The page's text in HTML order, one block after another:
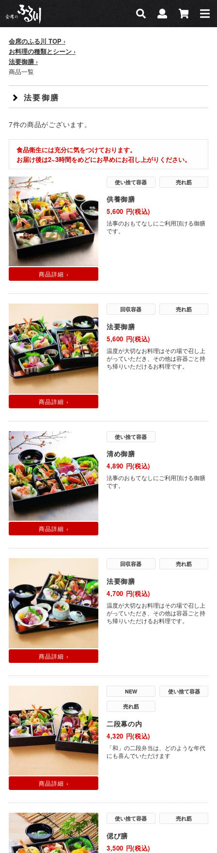
検索 マイページ
カー
検索
会席のふる川 TOP
お料理の種類とシーン
法要御膳
商品一覧
法要御膳
7件の商品がございます。
食品衛生には充分に気をつけております。
お届け後は2~3時間をめどにお早めにお召し上がりください。
商品詳細 ›
使い捨て容器 売れ筋
供養御膳
5,600 円(税込)
法事のおもてなしにご利用頂ける御膳
です。
商品詳細 ›
回収容器 売れ筋
法要御膳
5,600 円(税込)
温度が大切なお料理はその場で召し上
がっていただき、その他は容器ごと持
ち帰りいただけるお料理です。
商品詳細 ›
使い捨て容器
清め御膳
4,890 円(税込)
法事のおもてなしにご利用頂ける御膳
です。
商品詳細 ›
回収容器 売れ筋
法要御膳
4,700 円(税込)
温度が大切なお料理はその場で召し上
がっていただき、その他は容器ごと持
ち帰りいただけるお料理です。
商品詳細 ›
NEW 使い捨て容器
売れ筋
二段幕の内
4,320 円(税込)
「和」の二段弁当は、どのような年代
にも喜んでいただけます
使い捨て容器 売れ筋
偲び膳
3,500 円(税込)